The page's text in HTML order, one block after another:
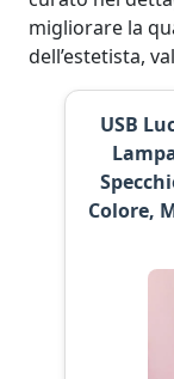
migliorare la
dell’estetista,
USB
Colore,